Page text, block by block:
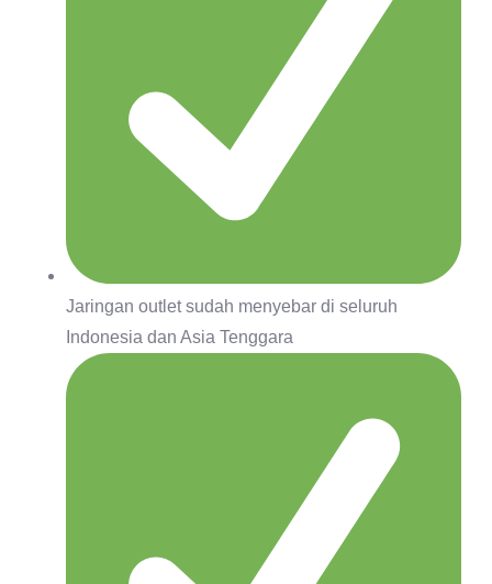
Jaringan outlet sudah menyebar di seluruh
Indonesia dan Asia Tenggara